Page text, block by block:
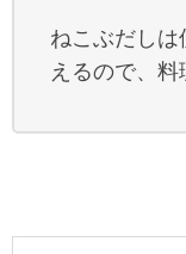
ねこぶだし
えるので、料